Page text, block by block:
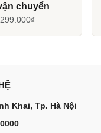
chuyển
Khai, Tp. Hà Nội